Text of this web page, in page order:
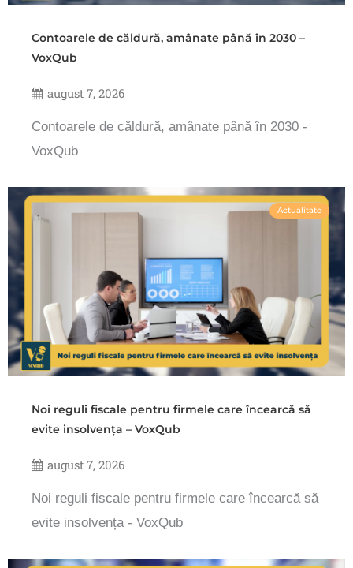
Contoarele de căldură, amânate până în 2030 –
VoxQub
august 7, 2026
Contoarele de căldură, amânate până în 2030 -
VoxQub
Actualitate
Noi reguli fiscale pentru firmele care încearcă să
evite insolvența – VoxQub
august 7, 2026
Noi reguli fiscale pentru firmele care încearcă să
evite insolvența - VoxQub